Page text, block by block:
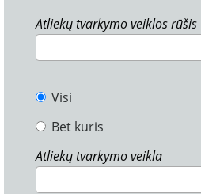
Atliekų tvarkymo veiklos rūšis
Visi
Bet kuris
Atliekų tvarkymo veikla